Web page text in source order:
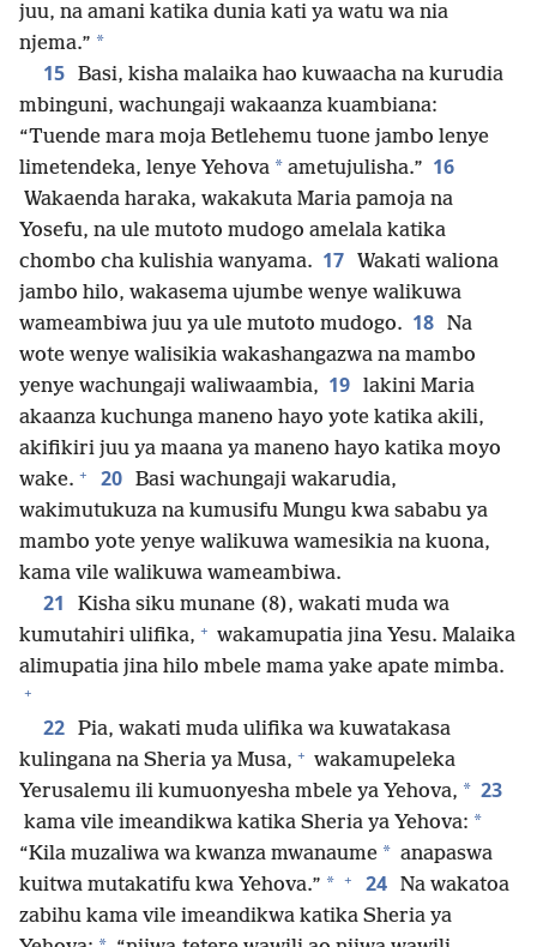
juu, na amani katika dunia kati ya watu wa nia
njema.” *
15 Basi, kisha malaika hao kuwaacha na kurudia
mbinguni, wachungaji wakaanza kuambiana:
“Tuende mara moja Betlehemu tuone jambo lenye
limetendeka, lenye Yehova * ametujulisha.” 16
Wakaenda haraka, wakakuta Maria pamoja na
Yosefu, na ule mutoto mudogo amelala katika
chombo cha kulishia wanyama. 17 Wakati waliona
jambo hilo, wakasema ujumbe wenye walikuwa
wameambiwa juu ya ule mutoto mudogo. 18 Na
wote wenye walisikia wakashangazwa na mambo
yenye wachungaji waliwaambia, 19 lakini Maria
akaanza kuchunga maneno hayo yote katika akili,
akifikiri juu ya maana ya maneno hayo katika moyo
wake. + 20 Basi wachungaji wakarudia,
wakimutukuza na kumusifu Mungu kwa sababu ya
mambo yote yenye walikuwa wamesikia na kuona,
kama vile walikuwa wameambiwa.
21
Kisha siku munane (8), wakati muda wa
kumutahiri ulifika, + wakamupatia jina Yesu. Malaika
alimupatia jina hilo mbele mama yake apate mimba.
+
22 Pia, wakati muda ulifika wa kuwatakasa
kulingana na Sheria ya Musa, + wakamupeleka
Yerusalemu ili kumuonyesha mbele ya Yehova, * 23
kama vile imeandikwa katika Sheria ya Yehova: *
“Kila muzaliwa wa kwanza mwanaume * anapaswa
kuitwa mutakatifu kwa Yehova.” * + 24 Na wakatoa
zabihu kama vile imeandikwa katika Sheria ya